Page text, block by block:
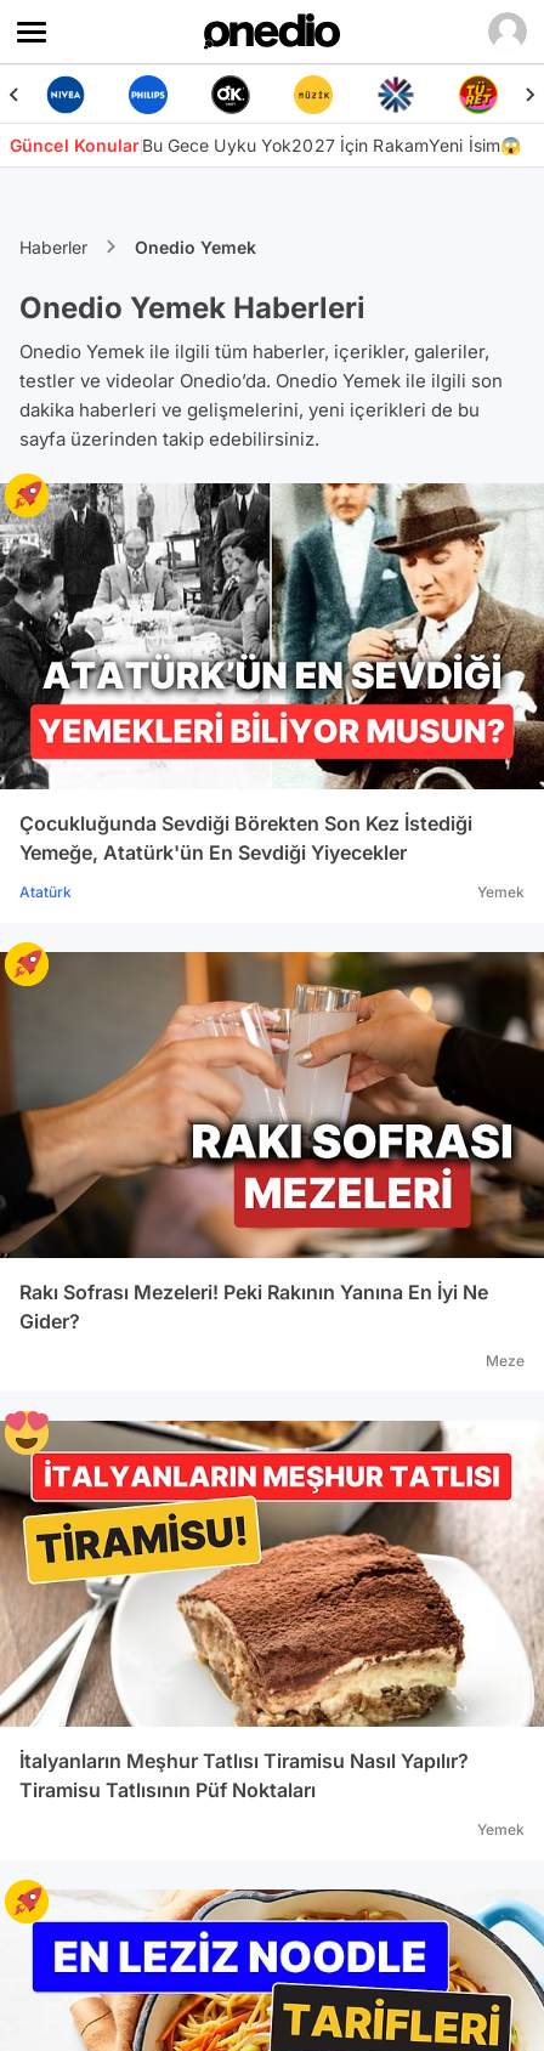
Güncel KonularBu Gece Uyku Yok2027 İçin RakamYeni İsim😱
Haberler Onedio Yemek
Onedio Yemek Haberleri
Onedio Yemek ile ilgili tüm haberler, içerikler, galeriler,
testler ve videolar Onedio’da. Onedio Yemek ile ilgili son
dakika haberleri ve gelişmelerini, yeni içerikleri de bu
sayfa üzerinden takip edebilirsiniz.
Çocukluğunda Sevdiği Börekten Son Kez İstediği
Yemeğe, Atatürk'ün En Sevdiği Yiyecekler
Atatürk Yemek
Rakı Sofrası Mezeleri! Peki Rakının Yanına En İyi Ne
Gider?
Meze
İtalyanların Meşhur Tatlısı Tiramisu Nasıl Yapılır?
Tiramisu Tatlısının Püf Noktaları
Yemek